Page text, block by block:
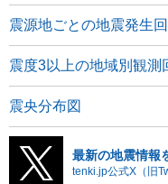
震源地ごとの地震発生
震度3以上の地域別観測
震央分布図
最新の地震情報
tenki.jp公式X（旧